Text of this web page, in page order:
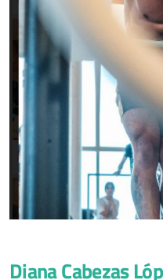
Diana Cabezas